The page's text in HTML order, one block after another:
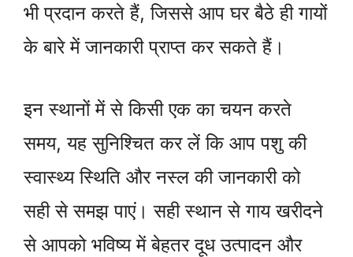
भी प्रदान करते हैं, जिससे आप घर बैठे ही गायों
के बारे में जानकारी प्राप्त कर सकते हैं।
इन स्थानों में से किसी एक का चयन करते
समय, यह सुनिश्चित कर लें कि आप पशु की
स्वास्थ्य स्थिति और नस्ल की जानकारी को
सही से समझ पाएं। सही स्थान से गाय खरीदने
से आपको भविष्य में बेहतर दूध उत्पादन और